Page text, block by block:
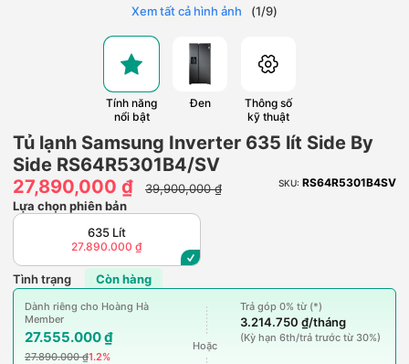
Xem tất cả hình ảnh (1/9)
Tính năng
nổi bật
Đen
Thông số
kỹ thuật
Tủ lạnh Samsung Inverter 635 lít Side By
Side RS64R5301B4/SV
27,890,000 ₫
39,900,000 ₫ SKU: RS64R5301B4SV
Lựa chọn phiên bản
635 Lít
27.890.000 ₫
Tình trạng Còn hàng
Dành riêng cho Hoàng Hà
Member
27.555.000 ₫
27.890.000 ₫1.2%
Hoặc
Trả góp 0% từ (*)
3.214.750 ₫/tháng
(Kỳ hạn 6th/trả trước từ 30%)